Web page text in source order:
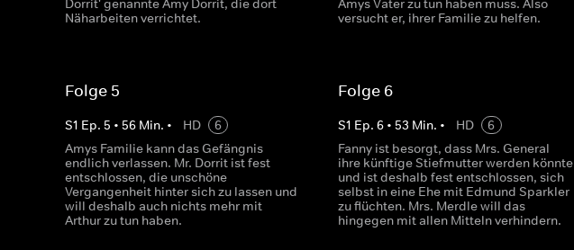
Dorrit' genannte Amy Dorrit, die dort
Näharbeiten verrichtet.
Amys Vater zu tun haben muss. Also
versucht er, ihrer Familie zu helfen.
Folge 5
S1 Ep. 5 • 56 Min. • HD
6
Amys Familie kann das Gefängnis
endlich verlassen. Mr. Dorrit ist fest
entschlossen, die unschöne
Vergangenheit hinter sich zu lassen und
will deshalb auch nichts mehr mit
Arthur zu tun haben.
Folge 6
S1 Ep.6 • 53 Min. • HD
6
Fanny ist besorgt, dass Mrs. General
ihre künftige Stiefmutter werden könnte
und ist deshalb fest entschlossen, sich
selbst in eine Ehe mit Edmund Sparkler
zu flüchten. Mrs. Merdle will das
hingegen mit allen Mitteln verhindern.